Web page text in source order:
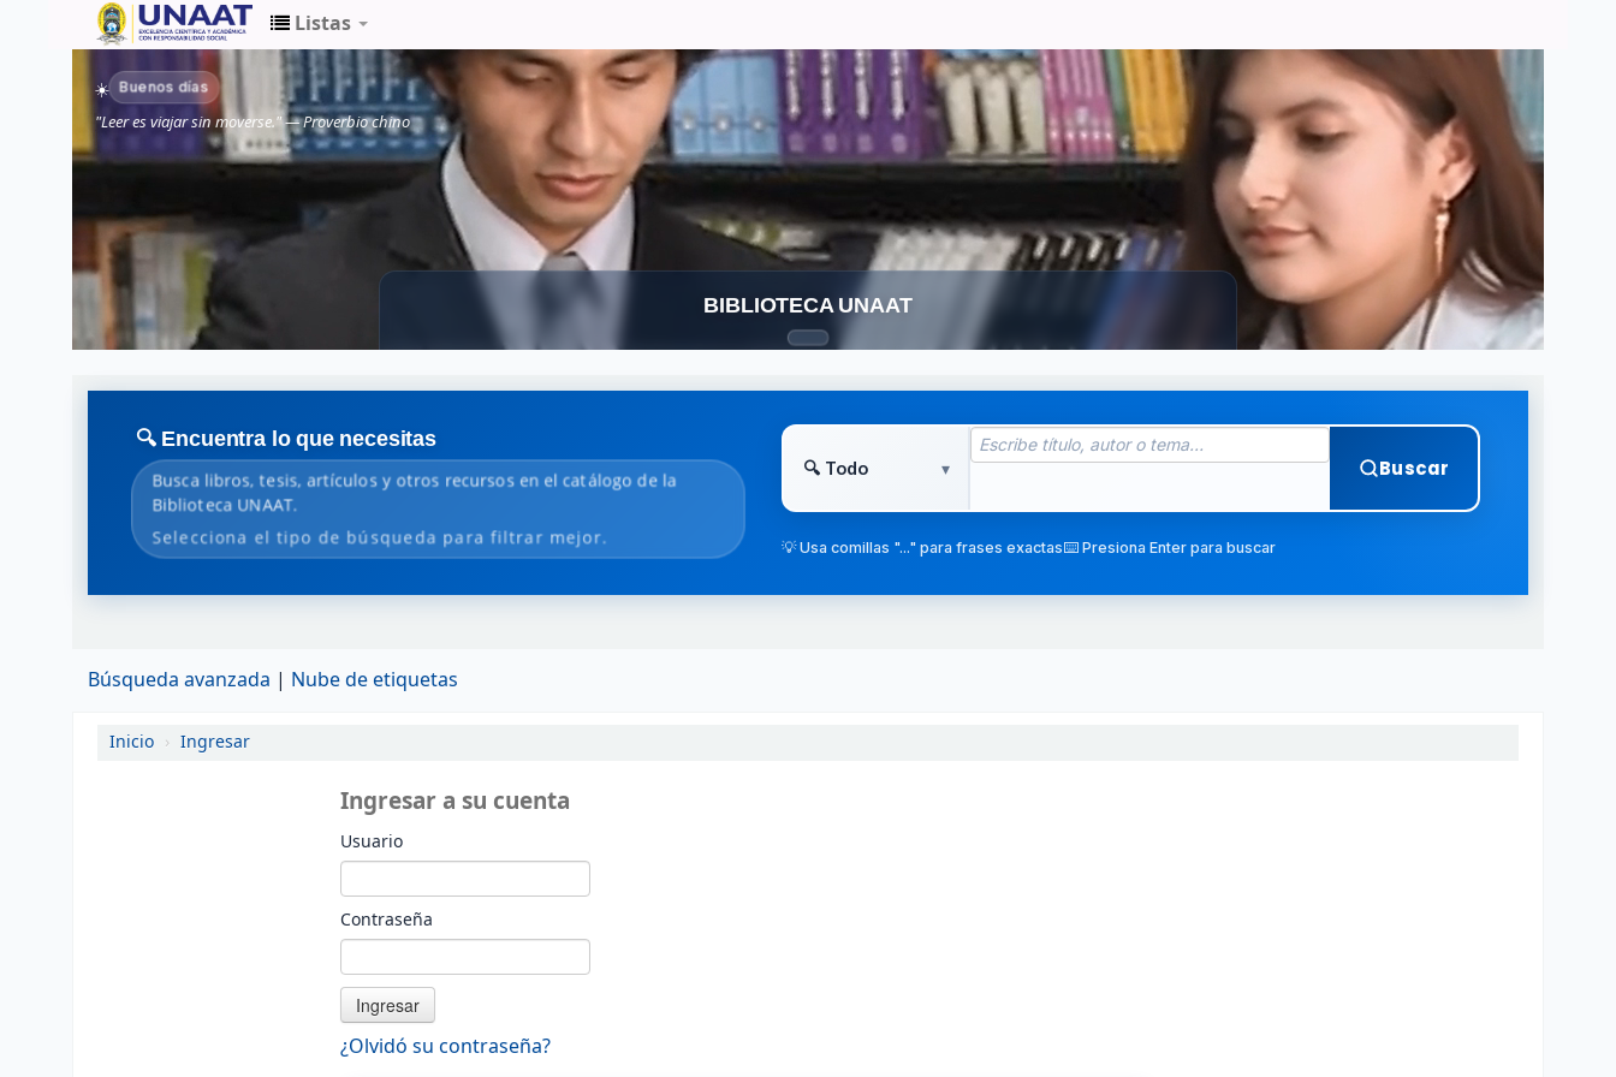
Biblioteca
Unaat
Listas
☀️ Buenos días
"Leer es viajar sin moverse." — Proverbio chino
BIBLIOTECA UNAAT
🔍 Encuentra lo que necesitas
Busca libros, tesis, artículos y otros recursos en el catálogo de la
Biblioteca UNAAT.
Selecciona el tipo de búsqueda para filtrar mejor.
Buscar
💡 Usa comillas "..." para frases exactas⌨️ Presiona Enter para buscar
Búsqueda avanzada Nube de etiquetas
Inicio › Ingresar
Ingresar a su cuenta
Usuario
Contraseña
¿Olvidó su contraseña?